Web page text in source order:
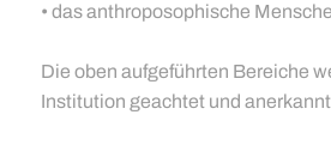
• das anthroposophische
Die oben aufgeführten Bereiche
Institution geachtet und